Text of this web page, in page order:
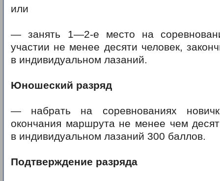
или
— занять 1—2-е место на
участии не менее десяти человек,
в индивидуальном лазаний.
Юношеский разряд
— набрать на соревнованиях
окончания маршрута не менее чем
в индивидуальном лазаний 300 баллов.
Подтверждение разряда